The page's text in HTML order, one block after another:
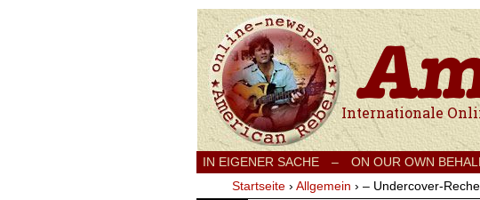
Internationale
IN EIGENER SACHE – ON OUR OWN
Startseite › Allgemein › – Undercover-